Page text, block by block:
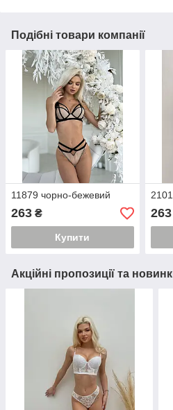
Подібні товари компанії
11879 чорно-бежевий
263 ₴
Купити
263
Акційні пропозиції та